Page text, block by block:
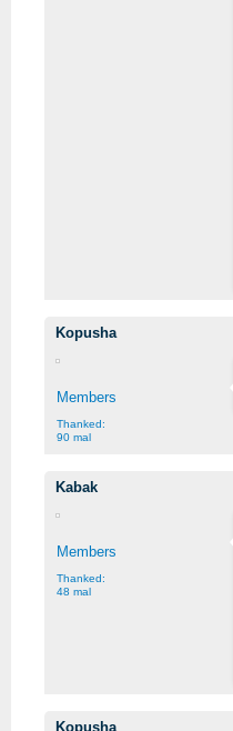
Kopusha
Members
Thanked:
90 mal
Kabak
Members
Thanked:
48 mal
Kopusha